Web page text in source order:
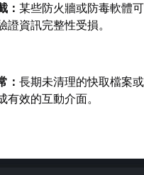
：某些防火牆或防毒軟體
證資訊完整性受損。
：長期未清理的快取檔案
有效的互動介面。